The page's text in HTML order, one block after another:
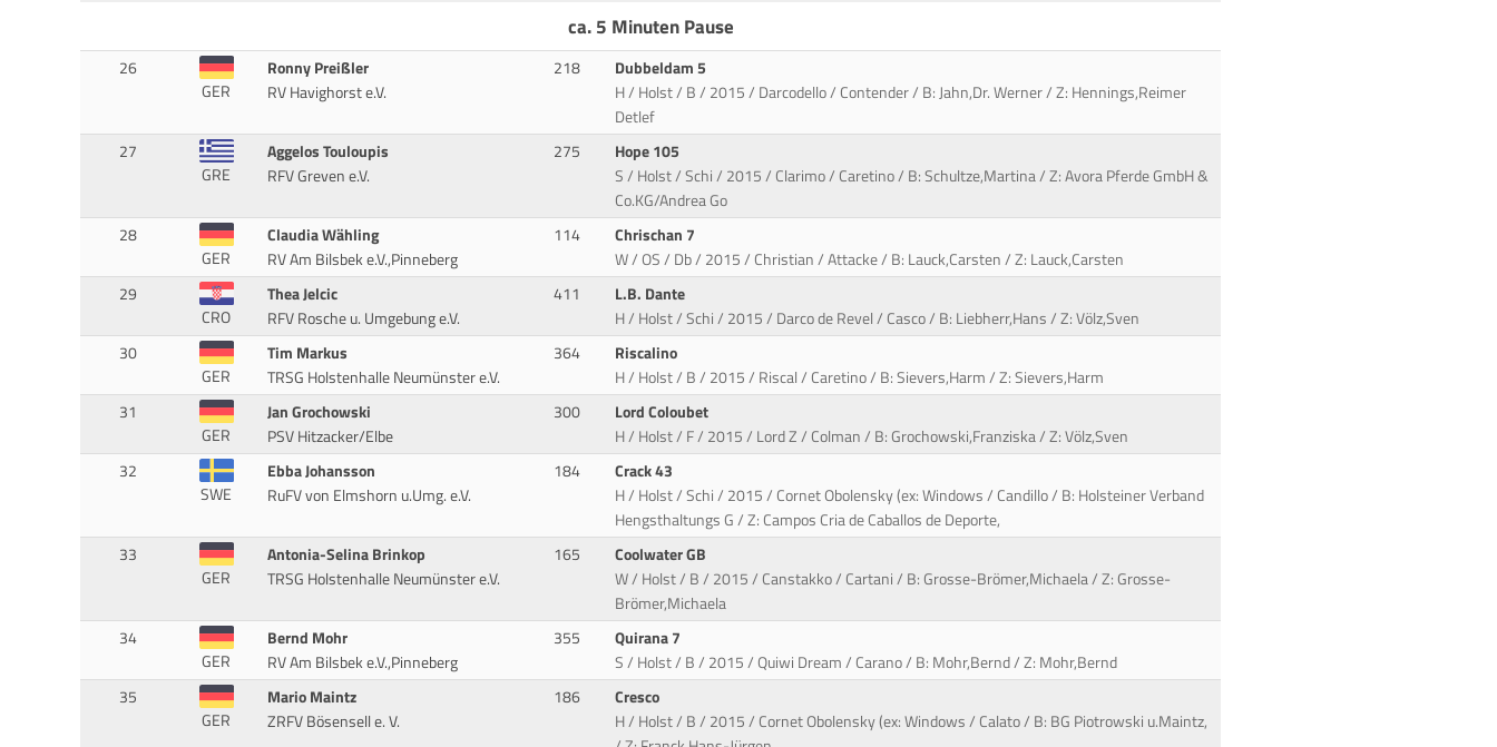
ca. 5 Minuten Pause
26
GER
Ronny Preißler
RV Havighorst e.V.
218
Dubbeldam 5
H / Holst / B / 2015 / Darcodello / Contender / B: Jahn,Dr. Werner / Z: Hennings,Reimer
Detlef
27
GRE
Aggelos Touloupis
RFV Greven e.V.
275
Hope 105
S / Holst / Schi / 2015 / Clarimo / Caretino / B: Schultze,Martina / Z: Avora Pferde GmbH &
Co.KG/Andrea Go
28
GER
Claudia Wähling
RV Am Bilsbek e.V.,Pinneberg
114
Chrischan 7
W / OS / Db / 2015 / Christian / Attacke / B: Lauck,Carsten / Z: Lauck,Carsten
29
CRO
Thea Jelcic
RFV Rosche u. Umgebung e.V.
411
L.B. Dante
H / Holst / Schi / 2015 / Darco de Revel / Casco / B: Liebherr,Hans / Z: Völz,Sven
30
GER
Tim Markus
TRSG Holstenhalle Neumünster e.V.
364
Riscalino
H / Holst / B / 2015 / Riscal / Caretino / B: Sievers,Harm / Z: Sievers,Harm
31
GER
Jan Grochowski
PSV Hitzacker/Elbe
300
Lord Coloubet
H / Holst / F / 2015 / Lord Z / Colman / B: Grochowski,Franziska / Z: Völz,Sven
32
SWE
Ebba Johansson
RuFV von Elmshorn u.Umg. e.V.
184
Crack 43
H / Holst / Schi / 2015 / Cornet Obolensky (ex: Windows / Candillo / B: Holsteiner Verband
Hengsthaltungs G / Z: Campos Cria de Caballos de Deporte,
33
GER
Antonia-Selina Brinkop
TRSG Holstenhalle Neumünster e.V.
165
Coolwater GB
W / Holst / B / 2015 / Canstakko / Cartani / B: Grosse-Brömer,Michaela / Z: Grosse-
Brömer,Michaela
34
GER
Bernd Mohr
RV Am Bilsbek e.V.,Pinneberg
355
Quirana 7
S / Holst / B / 2015 / Quiwi Dream / Carano / B: Mohr,Bernd / Z: Mohr,Bernd
35
GER
Mario Maintz
ZRFV Bösensell e. V.
186
Cresco
H / Holst / B / 2015 / Cornet Obolensky (ex: Windows / Calato / B: BG Piotrowski u.Maintz,